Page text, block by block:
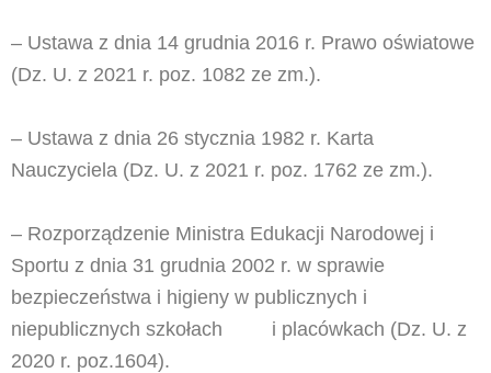
– Ustawa z dnia 14 grudnia 2016 r. Prawo oświatowe
(Dz. U. z 2021 r. poz. 1082 ze zm.).
– Ustawa z dnia 26 stycznia 1982 r. Karta
Nauczyciela (Dz. U. z 2021 r. poz. 1762 ze zm.).
– Rozporządzenie Ministra Edukacji Narodowej i
Sportu z dnia 31 grudnia 2002 r. w sprawie
bezpieczeństwa i higieny w publicznych i
niepublicznych szkołach i placówkach (Dz. U. z
2020 r. poz.1604).